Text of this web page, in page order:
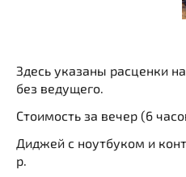
Здесь указаны расценки
без ведущего.
Стоимость за вечер (6
Диджей с ноутбуком и
р.